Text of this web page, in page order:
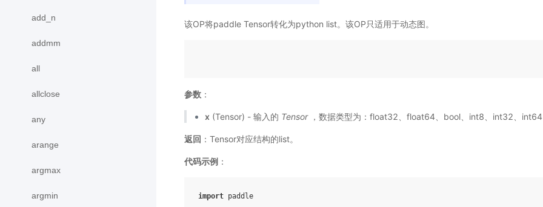
add_n
addmm
all
allclose
any
arange
argmax
argmin
该OP将paddle Tensor转化为python list。该OP只适用于动态图。
参数 ：
x (Tensor) - 输入的 Tensor，数据类型为：float32、float64、bool、int8、int32、
返回 ：Tensor对应结构的list。
代码示例 ：
import paddle